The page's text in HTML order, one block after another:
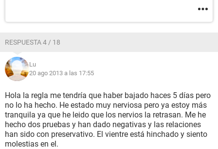
RESPUESTA 4 / 18
Lu
20 ago 2013 a las 17:55
Hola la regla me tendría que haber bajado haces 5 días pero
no lo ha hecho. He estado muy nerviosa pero ya estoy más
tranquila ya que he leido que los nervios la retrasan. Me he
hecho dos pruebas y han dado negativas y las relaciones
han sido con preservativo. El vientre está hinchado y siento
molestias en el.